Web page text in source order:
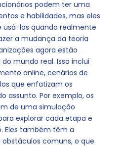
podem ter uma
e habilidades, mas eles
usá-los quando realmente
a mudança da teoria
agora estão
mundo real. Isso inclui
online, cenários de
que enfatizam os
assunto. Por exemplo, os
de uma simulação
explorar cada etapa e
Eles também têm a
comuns, o que